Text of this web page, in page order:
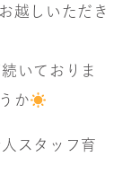
越しいただき
いておりま
か
スタッフ育